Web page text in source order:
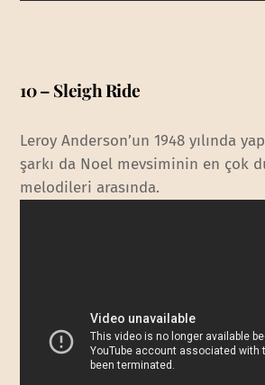
10 – Sleigh Ride
Leroy Anderson’un 1948 yılında
şarkı da Noel mevsiminin en çok
melodileri arasında.